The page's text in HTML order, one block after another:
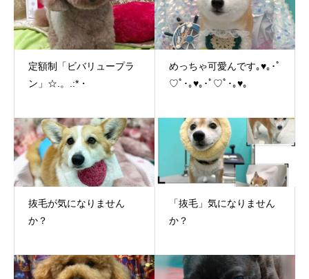
定額制「ビバリュープラ
ン」☆.。.:*・
めっちゃ可愛んです｡♥｡･ﾟ
♡ﾟ･｡♥｡･ﾟ♡ﾟ･｡♥｡
抜毛が気になりません
か？
「抜毛」気になりません
か？